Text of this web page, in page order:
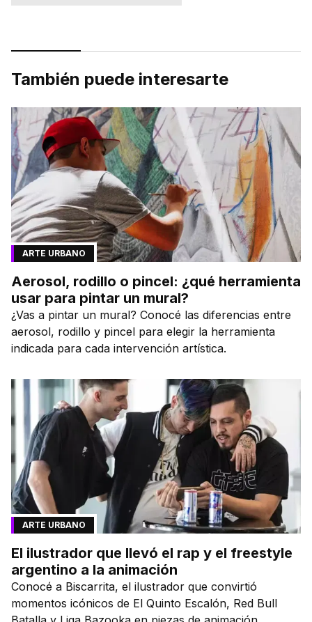
También puede interesarte
ARTE URBANO
Aerosol, rodillo o pincel: ¿qué herramienta
usar para pintar un mural?
¿Vas a pintar un mural? Conocé las diferencias entre
aerosol, rodillo y pincel para elegir la herramienta
indicada para cada intervención artística.
ARTE URBANO
El ilustrador que llevó el rap y el freestyle
argentino a la animación
Conocé a Biscarrita, el ilustrador que convirtió
momentos icónicos de El Quinto Escalón, Red Bull